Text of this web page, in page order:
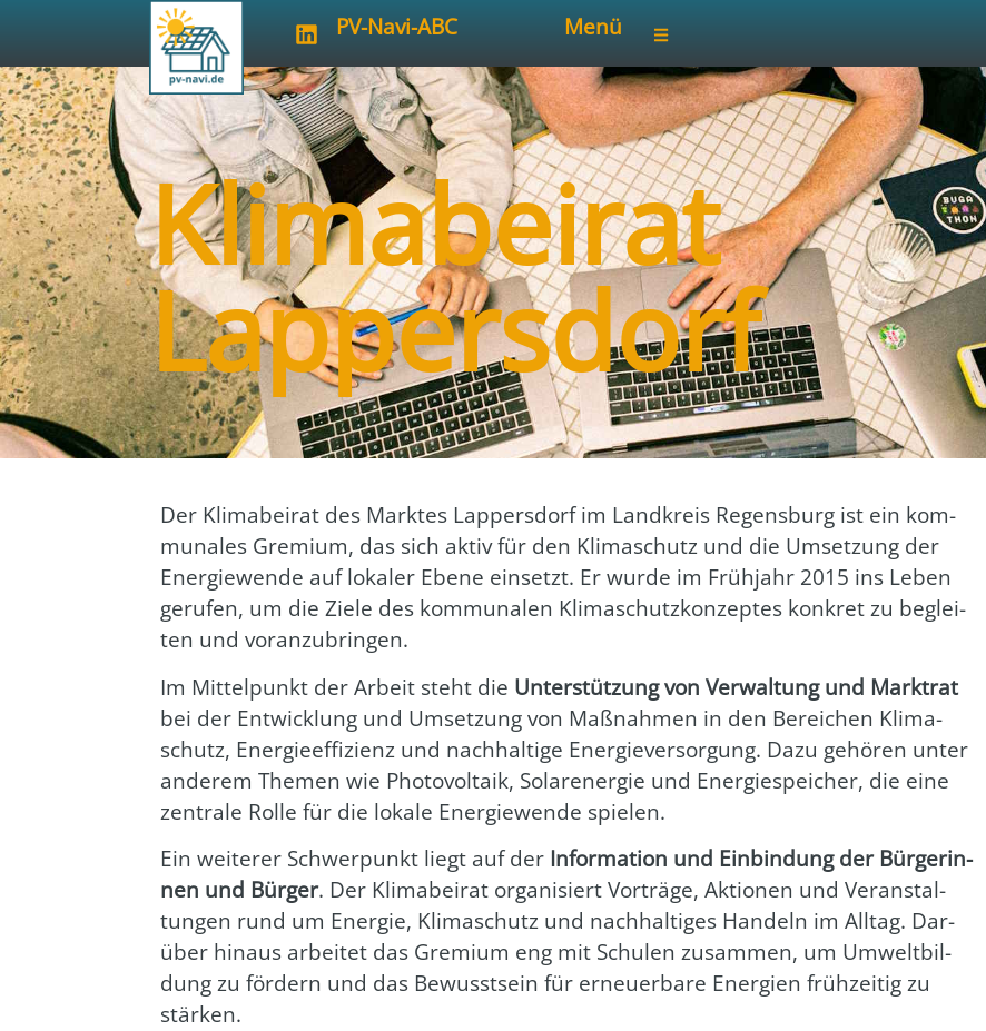
PV-Navi-ABC Menü
Klimabeirat
Lappersdorf
Der Kli­ma­bei­rat des Mark­tes Lap­pers­dorf im Land­kreis Regens­burg ist ein kom­
mu­na­les Gre­mi­um, das sich aktiv für den Kli­ma­schutz und die Umset­zung der
Ener­gie­wen­de auf loka­ler Ebe­ne ein­setzt. Er wur­de im Früh­jahr 2015 ins Leben
geru­fen, um die Zie­le des kom­mu­na­len Kli­ma­schutz­kon­zep­tes kon­kret zu beglei­
ten und vor­an­zu­brin­gen.
Im Mit­tel­punkt der Arbeit steht die Unter­stüt­zung von Ver­wal­tung und Markt­rat
bei der Ent­wick­lung und Umset­zung von Maß­nah­men in den Berei­chen Kli­ma­
schutz, Ener­gie­ef­fi­zi­enz und nach­hal­ti­ge Ener­gie­ver­sor­gung. Dazu gehö­ren unter
ande­rem The­men wie Pho­to­vol­ta­ik, Solar­ener­gie und Ener­gie­spei­cher, die eine
zen­tra­le Rol­le für die loka­le Ener­gie­wen­de spie­len.
Ein wei­te­rer Schwer­punkt liegt auf der Infor­ma­ti­on und Ein­bin­dung der Bür­ge­rin­
nen und Bür­ger. Der Kli­ma­bei­rat orga­ni­siert Vor­trä­ge, Aktio­nen und Ver­an­stal­
tun­gen rund um Ener­gie, Kli­ma­schutz und nach­hal­ti­ges Han­deln im All­tag. Dar­
über hin­aus arbei­tet das Gre­mi­um eng mit Schu­len zusam­men, um Umwelt­bil­
dung zu för­dern und das Bewusst­sein für erneu­er­ba­re Ener­gien früh­zei­tig zu
stär­ken.